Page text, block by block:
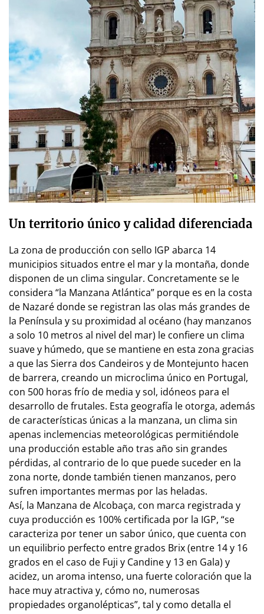
Un territorio único y calidad diferenciada
La zona de producción con sello IGP abarca 14
municipios situados entre el mar y la montaña, donde
disponen de un clima singular. Concretamente se le
considera “la Manzana Atlántica” porque es en la costa
de Nazaré donde se registran las olas más grandes de
la Península y su proximidad al océano (hay manzanos
a solo 10 metros al nivel del mar) le confiere un clima
suave y húmedo, que se mantiene en esta zona gracias
a que las Sierra dos Candeiros y de Montejunto hacen
de barrera, creando un microclima único en Portugal,
con 500 horas frío de media y sol, idóneos para el
desarrollo de frutales. Esta geografía le otorga, además
de características únicas a la manzana, un clima sin
apenas inclemencias meteorológicas permitiéndole
una producción estable año tras año sin grandes
pérdidas, al contrario de lo que puede suceder en la
zona norte, donde también tienen manzanos, pero
sufren importantes mermas por las heladas.
Así, la Manzana de Alcobaça, con marca registrada y
cuya producción es 100% certificada por la IGP, “se
caracteriza por tener un sabor único, que cuenta con
un equilibrio perfecto entre grados Brix (entre 14 y 16
grados en el caso de Fuji y Candine y 13 en Gala) y
acidez, un aroma intenso, una fuerte coloración que la
hace muy atractiva y, cómo no, numerosas
propiedades organolépticas”, tal y como detalla el